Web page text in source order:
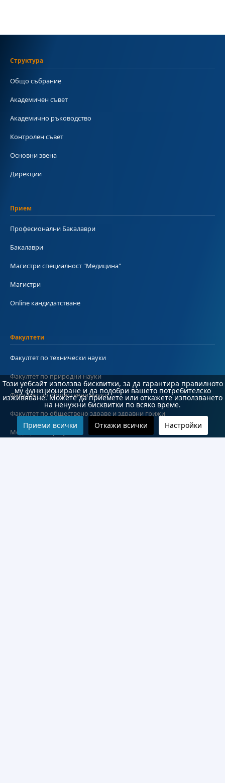
Структура
Общо събрание
Академичен съвет
Академично ръководство
Контролен съвет
Основни звена
Дирекции
Прием
Професионални Бакалаври
Бакалаври
Магистри специалност "Медицина"
Магистри
Online кандидатстване
Факултети
Факултет по технически науки
Факултет по природни науки
Факултет по обществени науки
Факултет по обществено здраве и здравни грижи
Медицински факултет
Този уебсайт използва бисквитки, за да гарантира правилното
му функциониране и да подобри вашето потребителско
изживяване. Можете да приемете или откажете използването
на ненужни бисквитки по всяко време.
Приеми всички Откажи всички Настройки